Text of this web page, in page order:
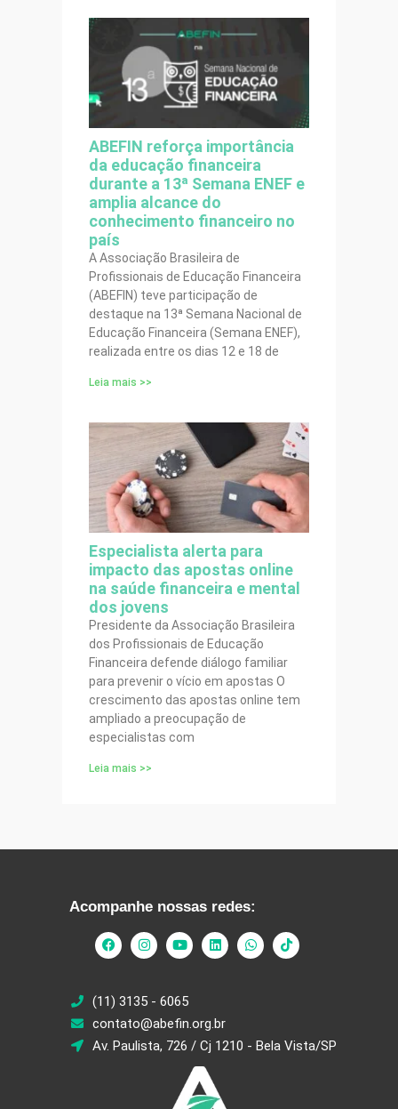
ABEFIN reforça importância
da educação financeira
durante a 13ª Semana ENEF e
amplia alcance do
conhecimento financeiro no
país
A Associação Brasileira de
Profissionais de Educação Financeira
(ABEFIN) teve participação de
destaque na 13ª Semana Nacional de
Educação Financeira (Semana ENEF),
realizada entre os dias 12 e 18 de
Leia mais >>
Especialista alerta para
impacto das apostas online
na saúde financeira e mental
dos jovens
Presidente da Associação Brasileira
dos Profissionais de Educação
Financeira defende diálogo familiar
para prevenir o vício em apostas O
crescimento das apostas online tem
ampliado a preocupação de
especialistas com
Leia mais >>
Acompanhe nossas redes:
(11) 3135 - 6065
contato@abefin.org.br
Av. Paulista, 726 / Cj 1210 - Bela Vista/SP